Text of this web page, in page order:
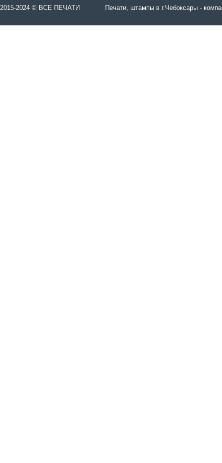
в Чебоксары. Печати, штампы в г.Чебоксары -
2015-2024 © ВСЕ ПЕЧАТИ